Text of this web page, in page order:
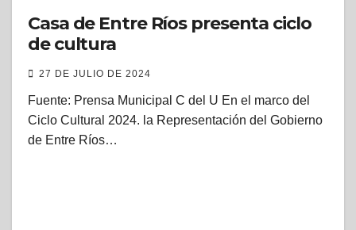
Casa de Entre Ríos presenta ciclo
de cultura
27 DE JULIO DE 2024
Fuente: Prensa Municipal C del U En el marco del
Ciclo Cultural 2024. la Representación del Gobierno
de Entre Ríos…